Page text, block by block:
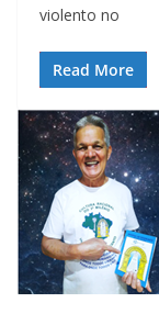
violento no
Read More